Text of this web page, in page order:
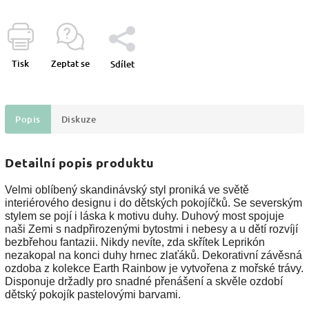
Tisk Zeptat se Sdílet
Popis Diskuze
Detailní popis produktu
Velmi oblíbený skandinávský styl proniká ve světě
interiérového designu i do dětských pokojíčků. Se severským
stylem se pojí i láska k motivu duhy. Duhový most spojuje
naši Zemi s nadpřirozenými bytostmi i nebesy a u dětí rozvíjí
bezbřehou fantazii. Nikdy nevíte, zda skřítek Leprikón
nezakopal na konci duhy hrnec zlaťáků. Dekorativní závěsná
ozdoba z kolekce Earth Rainbow je vytvořena z mořské trávy.
Disponuje držadly pro snadné přenášení a skvěle ozdobí
dětský pokojík pastelovými barvami.